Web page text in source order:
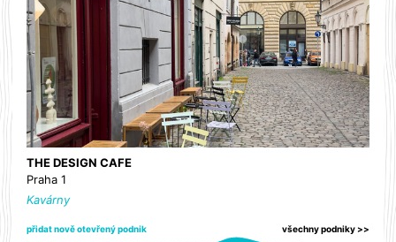
THE DESIGN CAFE
Praha 1
Kavárny
přidat nově otevřený podnik všechny podniky >>